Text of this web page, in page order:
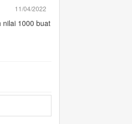
11/04/2022
nilai 1000 buat